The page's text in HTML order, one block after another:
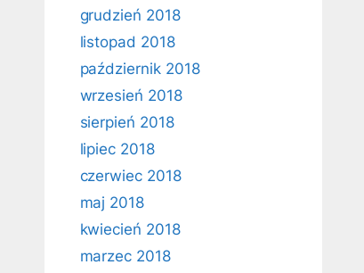
grudzień 2018
listopad 2018
październik 2018
wrzesień 2018
sierpień 2018
lipiec 2018
czerwiec 2018
maj 2018
kwiecień 2018
marzec 2018